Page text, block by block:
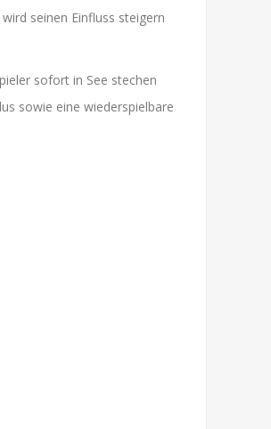
seinen Einfluss steigern
sofort in See stechen
sowie eine wiederspielbare